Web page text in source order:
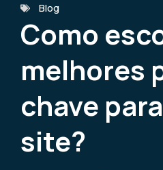
Blog
Como
melhores
chave
site?